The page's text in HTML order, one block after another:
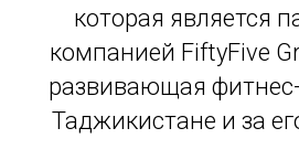
которая является
компанией FiftyFive
развивающая
Таджикистане и за